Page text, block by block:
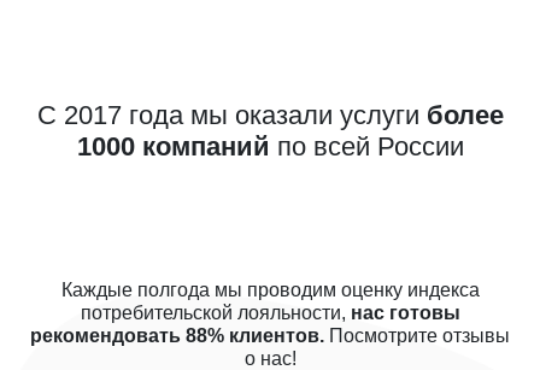
С 2017 года мы оказали услуги более
1000 компаний по всей России
Каждые полгода мы проводим оценку индекса
потребительской лояльности, нас готовы
рекомендовать 88% клиентов. Посмотрите отзывы
о нас!